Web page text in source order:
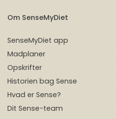
Om SenseMyDiet
SenseMyDiet app
Madplaner
Opskrifter
Historien bag Sense
Hvad er Sense?
Dit Sense-team